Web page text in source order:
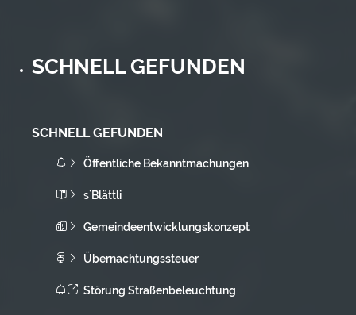
SCHNELL GEFUNDEN
SCHNELL GEFUNDEN
Öffentliche Bekanntmachungen
s`Blättli
Gemeindeentwicklungskonzept
Übernachtungssteuer
Störung Straßenbeleuchtung